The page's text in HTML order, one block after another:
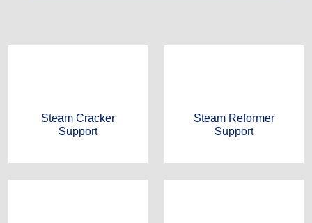
Steam Cracker
Support
Steam Reformer
Support